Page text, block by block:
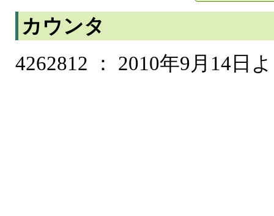
カウンタ
4262812 ： 2010年9月14日